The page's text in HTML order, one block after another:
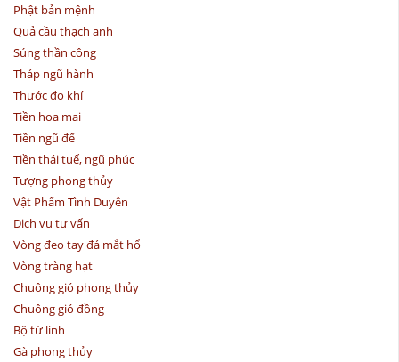
Phật bản mệnh
Quả cầu thạch anh
Súng thần công
Tháp ngũ hành
Thước đo khí
Tiền hoa mai
Tiền ngũ đế
Tiền thái tuế, ngũ phúc
Tượng phong thủy
Vật Phẩm Tình Duyên
Dịch vụ tư vấn
Vòng đeo tay đá mắt hổ
Vòng tràng hạt
Chuông gió phong thủy
Chuông gió đồng
Bộ tứ linh
Gà phong thủy